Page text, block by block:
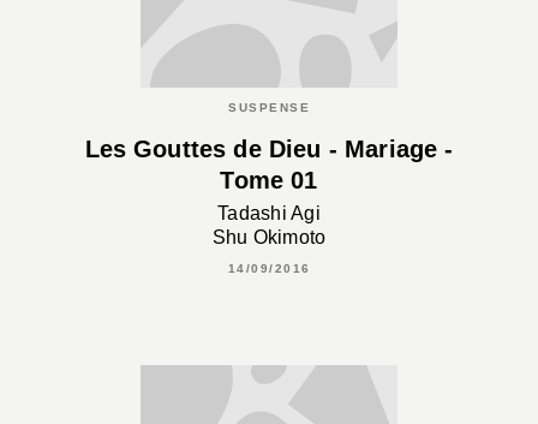
SUSPENSE
Les Gouttes de Dieu - Mariage -
Tome 01
Tadashi Agi
Shu Okimoto
14/09/2016